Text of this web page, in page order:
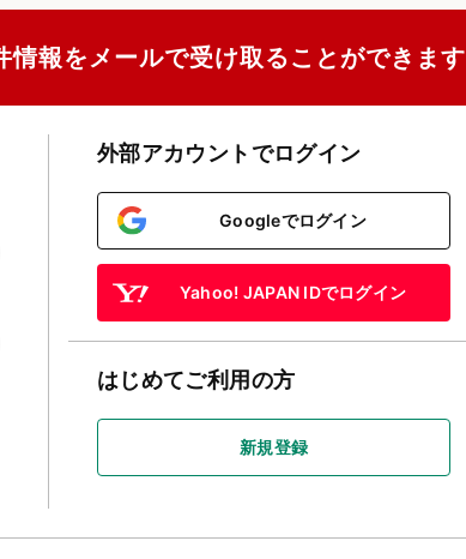
報をメールで受け取ることができます
外部アカウントでログイン
Googleでログイン
Yahoo! JAPAN IDでログイン
はじめてご利用の方
新規登録